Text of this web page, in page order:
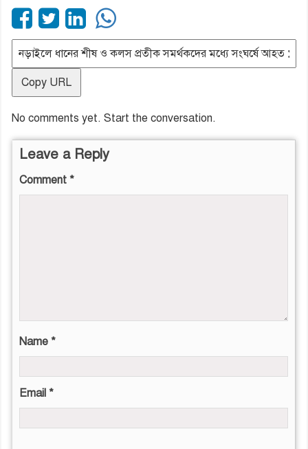
Copy URL
No comments yet. Start the conversation.
Leave a Reply
Comment *
Name *
Email *